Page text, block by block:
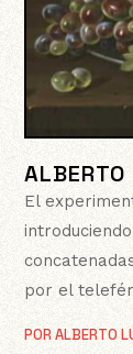
ALBERTO
PORALBERTO
El
por el